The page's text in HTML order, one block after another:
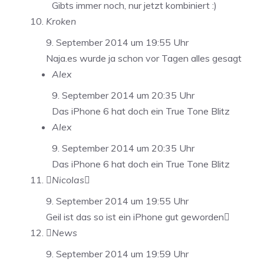
Gibts immer noch, nur jetzt kombiniert :)
Kroken
9. September 2014 um 19:55 Uhr
Naja.es wurde ja schon vor Tagen alles gesagt
Alex
9. September 2014 um 20:35 Uhr
Das iPhone 6 hat doch ein True Tone Blitz
Alex
9. September 2014 um 20:35 Uhr
Das iPhone 6 hat doch ein True Tone Blitz
Nicolas
9. September 2014 um 19:55 Uhr
Geil ist das so ist ein iPhone gut geworden
News
9. September 2014 um 19:59 Uhr